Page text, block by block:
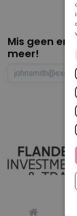
Mis geen
meer!